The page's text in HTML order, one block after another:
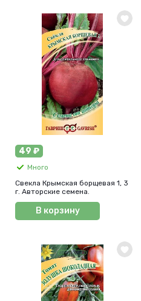
49 ₽
Много
Свекла Крымская борщевая 1, 3
г. Авторские семена.
В корзину